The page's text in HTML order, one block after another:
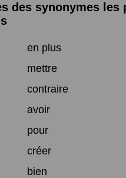
des synonymes les
en plus
mettre
contraire
avoir
pour
créer
bien